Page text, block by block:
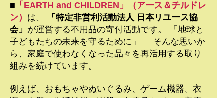
■ 「EARTH and CHILDREN」（アース＆チルドレ
ン） は、
「特定非営利活動法人 日本リユース協
会」 が運営する不用品の寄付活動です。 「地球と
子どもたちの未来を守るために」──そんな思いか
ら、家庭で使わなくなった品々を再活用する取り
組みを続けています。
例えば、おもちゃやぬいぐるみ、ゲーム機器、衣